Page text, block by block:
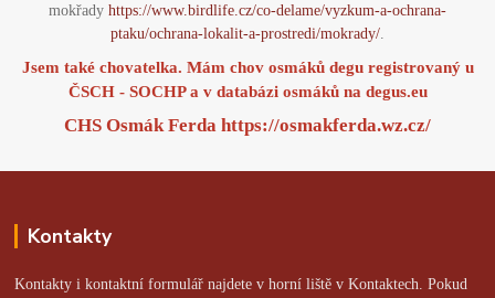
mokřady https://www.birdlife.cz/co-delame/vyzkum-a-ochrana-
ptaku/ochrana-lokalit-a-prostredi/mokrady/.
Jsem také chovatelka. Mám chov osmáků degu registrovaný u
ČSCH - SOCHP a v databázi osmáků na degus.eu
CHS Osmák Ferda https://osmakferda.wz.cz/
Kontakty
Kontakty i kontaktní formulář najdete v horní liště v Kontaktech. Pokud